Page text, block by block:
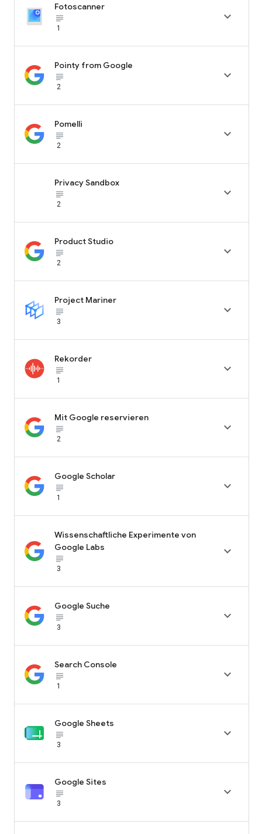
Fotoscanner
subject_black
1

Pointy from Google
subject_black
2

Pomelli
subject_black
2

Privacy Sandbox
subject_black
2

Product Studio
subject_black
2

Project Mariner
subject_black
3

Rekorder
subject_black
1

Mit Google reservieren
subject_black
2

Google Scholar
subject_black
1

Wissenschaftliche Experimente von
Google Labs
subject_black
3

Google Suche
subject_black
3

Search Console
subject_black
1

Google Sheets
subject_black
3

Google Sites
subject_black
3
